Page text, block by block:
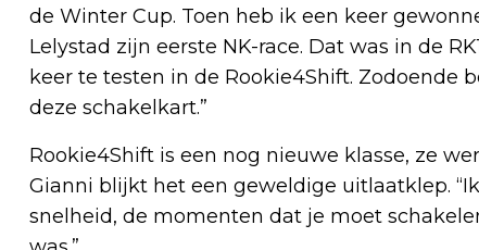
de Winter Cup. Toen heb ik een keer
Lelystad zijn eerste NK-race. Dat was in de
keer te testen in de Rookie4Shift. Zodoende
deze schakelkart.”
Rookie4Shift is een nog nieuwe klasse, ze
Gianni blijkt het een geweldige uitlaatklep.
snelheid, de momenten dat je moet